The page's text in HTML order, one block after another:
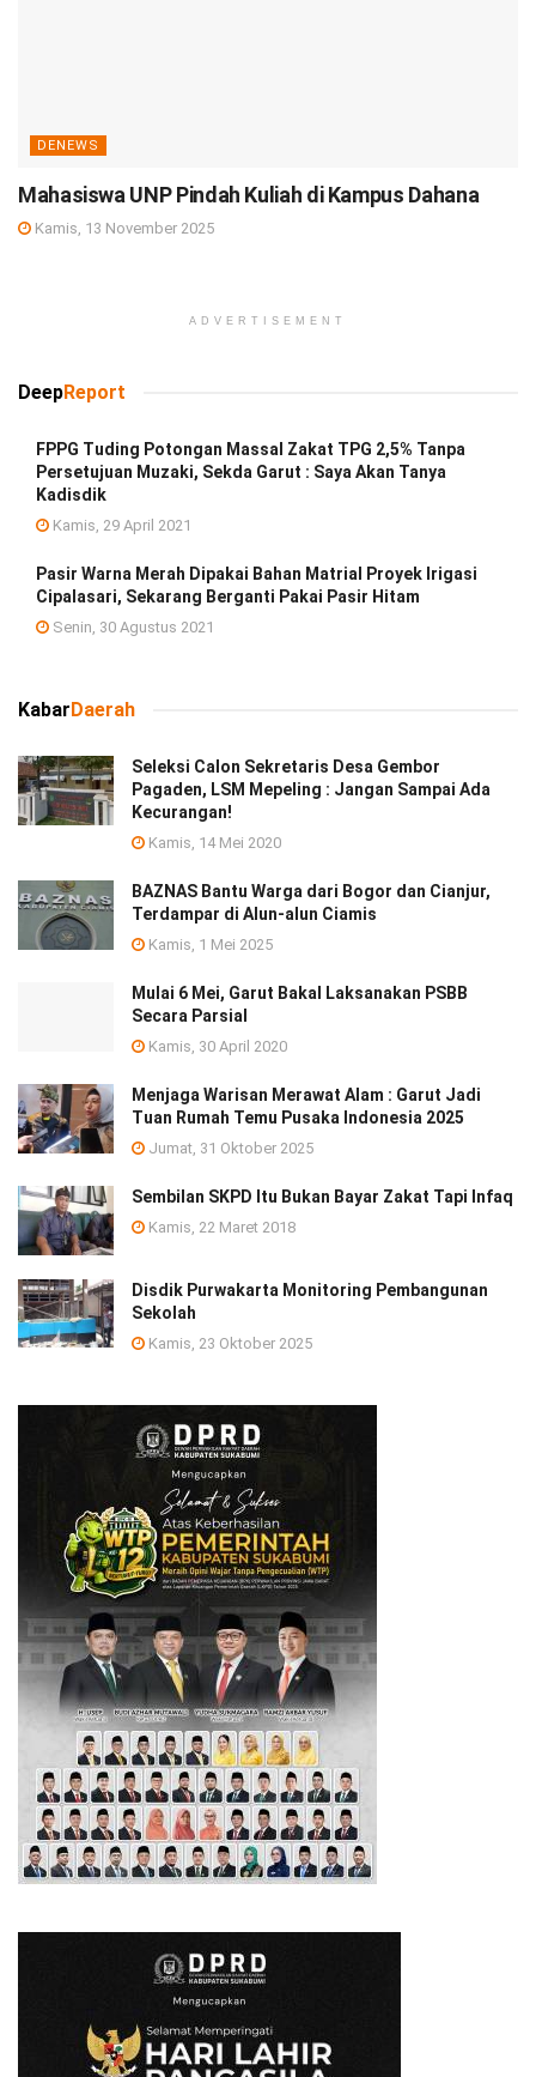
DENEWS
Mahasiswa UNP Pindah Kuliah di Kampus Dahana
Kamis, 13 November 2025
ADVERTISEMENT
DeepReport
FPPG Tuding Potongan Massal Zakat TPG 2,5% Tanpa
Persetujuan Muzaki, Sekda Garut : Saya Akan Tanya
Kadisdik
Kamis, 29 April 2021
Pasir Warna Merah Dipakai Bahan Matrial Proyek Irigasi
Cipalasari, Sekarang Berganti Pakai Pasir Hitam
Senin, 30 Agustus 2021
Kabar Daerah
Seleksi Calon Sekretaris Desa Gembor
Pagaden, LSM Mepeling : Jangan Sampai Ada
Kecurangan!
Kamis, 14 Mei 2020
BAZNAS Bantu Warga dari Bogor dan Cianjur,
Terdampar di Alun-alun Ciamis
Kamis, 1 Mei 2025
Mulai 6 Mei, Garut Bakal Laksanakan PSBB
Secara Parsial
Kamis, 30 April 2020
Menjaga Warisan Merawat Alam : Garut Jadi
Tuan Rumah Temu Pusaka Indonesia 2025
Jumat, 31 Oktober 2025
Sembilan SKPD Itu Bukan Bayar Zakat Tapi Infaq
Kamis, 22 Maret 2018
Disdik Purwakarta Monitoring Pembangunan
Sekolah
Kamis, 23 Oktober 2025